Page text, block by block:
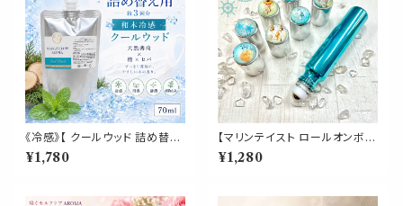
《冷感》【 クールウッド 詰め替え
用 70ml 】マスク & ピロー アロ
マ｜ヒノキ ヒバ 天然薄荷 夏 ひ
¥1,780
【マリンテイスト ロールオンボト
ル】10ml メタリックブルー 海 夏
水滴 サンゴ 貝殻 シェル 西海岸
¥1,280